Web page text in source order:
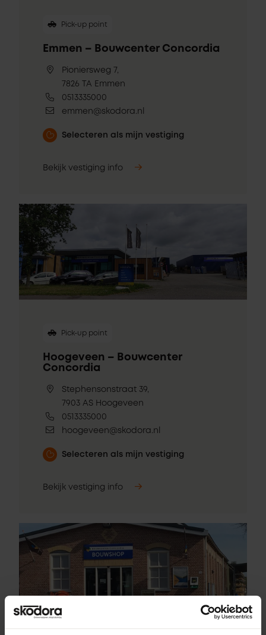
Pick-up point
Emmen – Bouwcenter Concordia
Pioniersweg 7,
7826 TA Emmen
0513335000
emmen@skodora.nl
Selecteren als mijn vestiging
Bekijk vestiging info
Pick-up point
Hoogeveen – Bouwcenter
Concordia
Stephensonstraat 39,
7903 AS Hoogeveen
0513335000
hoogeveen@skodora.nl
Selecteren als mijn vestiging
Bekijk vestiging info